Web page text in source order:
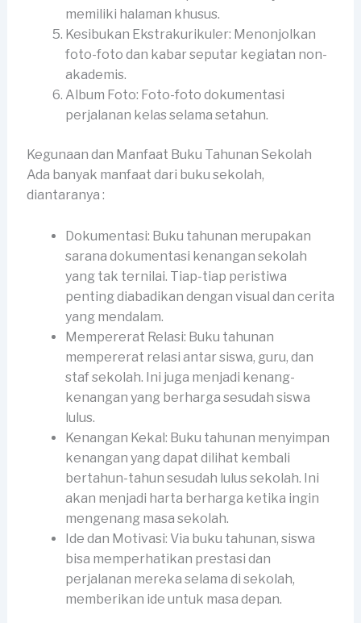
memiliki halaman khusus.
Kesibukan Ekstrakurikuler: Menonjolkan
foto-foto dan kabar seputar kegiatan non-
akademis.
Album Foto: Foto-foto dokumentasi
perjalanan kelas selama setahun.
Kegunaan dan Manfaat Buku Tahunan Sekolah
Ada banyak manfaat dari buku sekolah,
diantaranya :
Dokumentasi: Buku tahunan merupakan
sarana dokumentasi kenangan sekolah
yang tak ternilai. Tiap-tiap peristiwa
penting diabadikan dengan visual dan cerita
yang mendalam.
Mempererat Relasi: Buku tahunan
mempererat relasi antar siswa, guru, dan
staf sekolah. Ini juga menjadi kenang-
kenangan yang berharga sesudah siswa
lulus.
Kenangan Kekal: Buku tahunan menyimpan
kenangan yang dapat dilihat kembali
bertahun-tahun sesudah lulus sekolah. Ini
akan menjadi harta berharga ketika ingin
mengenang masa sekolah.
Ide dan Motivasi: Via buku tahunan, siswa
bisa memperhatikan prestasi dan
perjalanan mereka selama di sekolah,
memberikan ide untuk masa depan.